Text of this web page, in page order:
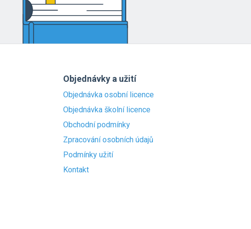
Objednávky a užití
Objednávka osobní licence
Objednávka školní licence
Obchodní podmínky
Zpracování osobních údajů
Podmínky užití
Kontakt